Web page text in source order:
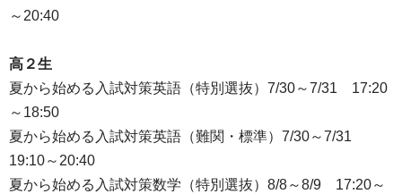
～20:40
高２生
夏から始める入試対策英語（特別選抜）7/30～7/31 17:20
～18:50
夏から始める入試対策英語（難関・標準）7/30～7/31
19:10～20:40
夏から始める入試対策数学（特別選抜）8/8～8/9 17:20～